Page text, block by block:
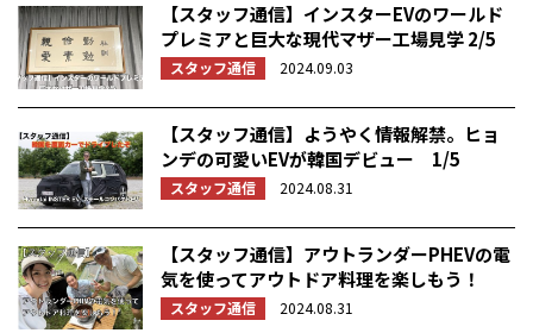
【スタッフ通信】インスターEVのワールド
プレミアと巨大な現代マザー工場見学 2/5
スタッフ通信 2024.09.03
【スタッフ通信】ようやく情報解禁。ヒョ
ンデの可愛いEVが韓国デビュー 1/5
スタッフ通信 2024.08.31
【スタッフ通信】アウトランダーPHEVの電
気を使ってアウトドア料理を楽しもう！
スタッフ通信 2024.08.31